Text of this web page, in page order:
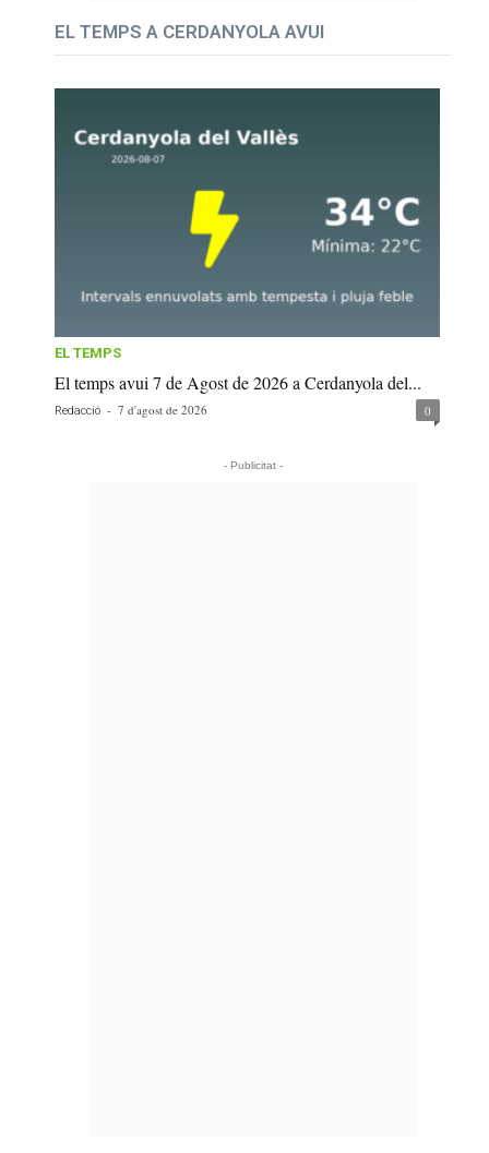
EL TEMPS A CERDANYOLA AVUI
EL TEMPS
El temps avui 7 de Agost de 2026 a Cerdanyola del...
Redacció - 7 d'agost de 2026 0
- Publicitat -